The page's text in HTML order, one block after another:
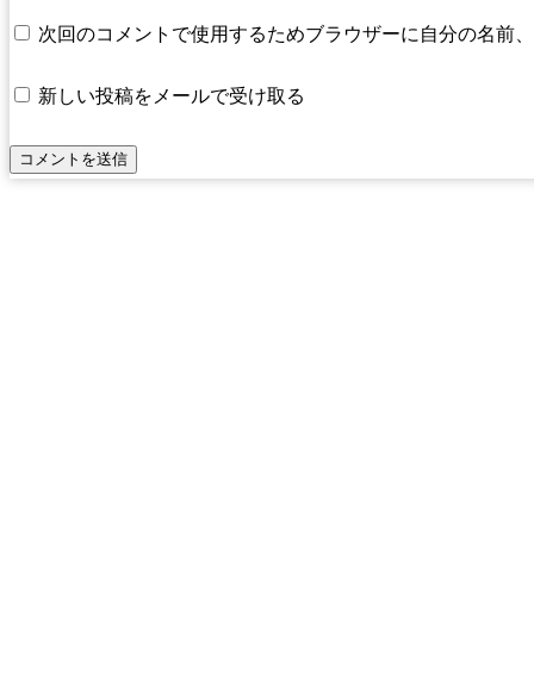
次回のコメントで使用するためブラウザーに自分の名前
新しい投稿をメールで受け取る